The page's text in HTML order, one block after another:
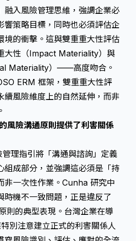
融入風險管理思維，強調企業必
響策略目標，同時也必須評估企
境的衝擊。這與雙重重大性評估
性（Impact Materiality）與
Materiality）——高度吻合。
ERM 框架，雙重重大性評
續風險維度上的自然延伸，而非
風險溝通原則提供了利害關係
理指引將「溝通與諮詢」定義
組成部分，並強調這必須是「持
非一次性作業。Cunha 研究中
時機不一致問題，正是違反了
則的典型表現。台灣企業在導
別注意建立正式的利害關係人